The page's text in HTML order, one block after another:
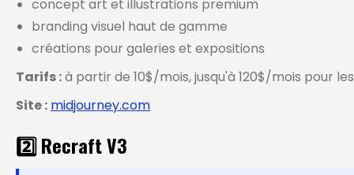
concept art et illustrations premium
branding visuel haut de gamme
créations pour galeries et expositions
Tarifs :à partir de 10$/mois, jusqu'à 120$/mois pour
Site : midjourney.com
2️⃣ Recraft V3